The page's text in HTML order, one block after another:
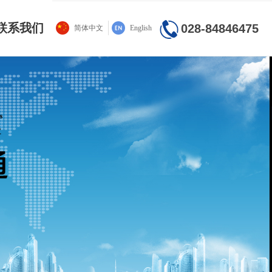
028-84846475
系我们 简体中文 English